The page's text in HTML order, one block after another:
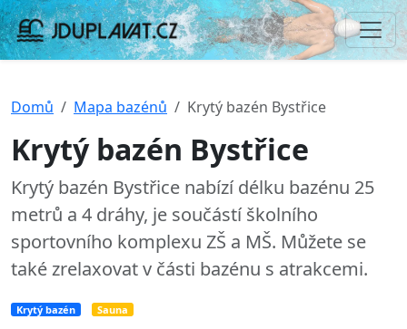
Domů Mapa bazénů Krytý bazén Bystřice
Krytý bazén Bystřice
Krytý bazén Bystřice nabízí délku bazénu 25
metrů a 4 dráhy, je součástí školního
sportovního komplexu ZŠ a MŠ. Můžete se
také zrelaxovat v části bazénu s atrakcemi.
Krytý bazén Sauna